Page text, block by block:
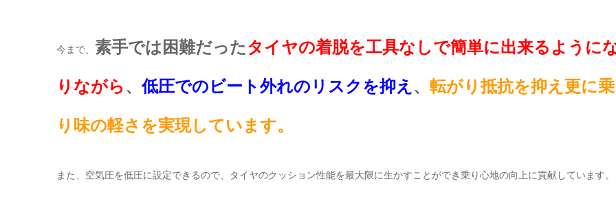
今まで、 素手では困難だったタイヤの着脱を工具なしで簡単に出来るように
りながら、低圧でのビート外れのリスクを抑え 、 転がり抵抗を抑え更に乗
り味の軽さを実現しています。
また、空気圧を低圧に設定できるので、タイヤのクッション性能を最大限に生かすことができ乗り心地の向上に貢献しています。